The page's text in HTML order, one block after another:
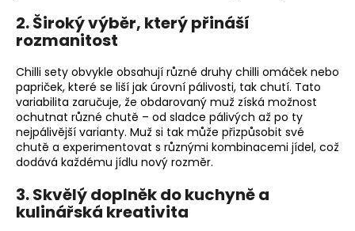
2.Široký výběr, který přináší
rozmanitost
Chilli sety obvykle obsahují různé druhy chilli omáček nebo
papriček, které se liší jak úrovní pálivosti, tak chutí. Tato
variabilita zaručuje, že obdarovaný muž získá možnost
ochutnat různé chutě – od sladce pálivých až po ty
nejpálivější varianty. Muž si tak může přizpůsobit své
chutě a experimentovat s různými kombinacemi jídel, což
dodává každému jídlu nový rozměr.
3.Skvělý doplněk do kuchyně a
kulinářská kreativita